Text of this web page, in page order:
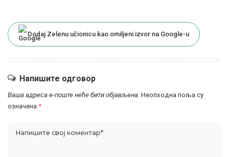
Dodaj Zelenu učionicu kao omiljeni izvor na Google-u
Напишите одговор
Ваша адреса е-поште неће бити објављена. Неопходна поља су
означена *